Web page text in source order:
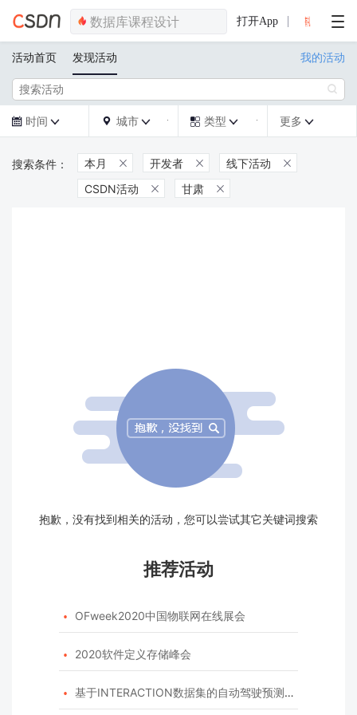
打开App
活动首页 发现活动 我的活动

 时间   城市   类型  更多 
本月  开发者  线下活动 
CSDN活动  甘肃 
抱歉，没有找到相关的活动，您可以尝试其它关键词搜索
推荐活动
 OFweek2020中国物联网在线展会
 2020软件定义存储峰会
 基于INTERACTION数据集的自动驾驶预测模型挑战赛